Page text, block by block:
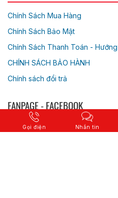
Chính Sách Mua Hàng
Chính Sách Bảo Mật
Chính Sách Thanh Toán -
CHÍNH SÁCH BẢO HÀNH
Chính sách đổi trả
FANPAGE - FACEBOOK
Gọi điện Nhắn tin